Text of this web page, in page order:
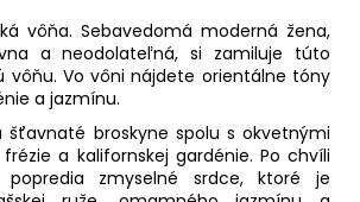
vôňa. Sebavedomá moderná žena,
a neodolateľná, si zamiluje túto
vôňu. Vo vôni nájdete orientálne tóny
a jazmínu.
šťavnaté broskyne spolu s okvetnými
a kalifornskej gardénie. Po chvíli
zmyselné srdce, ktoré je